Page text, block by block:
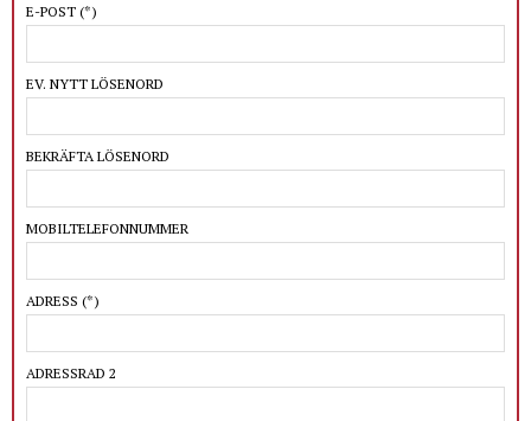
E-POST (*)
EV. NYTT LÖSENORD
BEKRÄFTA LÖSENORD
MOBILTELEFONNUMMER
ADRESS (*)
ADRESSRAD 2